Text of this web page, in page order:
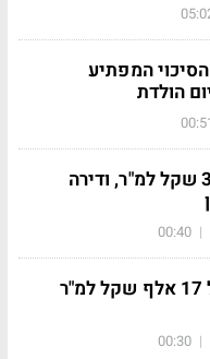
הסיכוי המפתיע
הולדת
רמת יוסף: 33,700 שקל למ"ר, ודירה
|
00:40
יד אליהו: פער של 17 אלף שקל למ"ר
|
00:30